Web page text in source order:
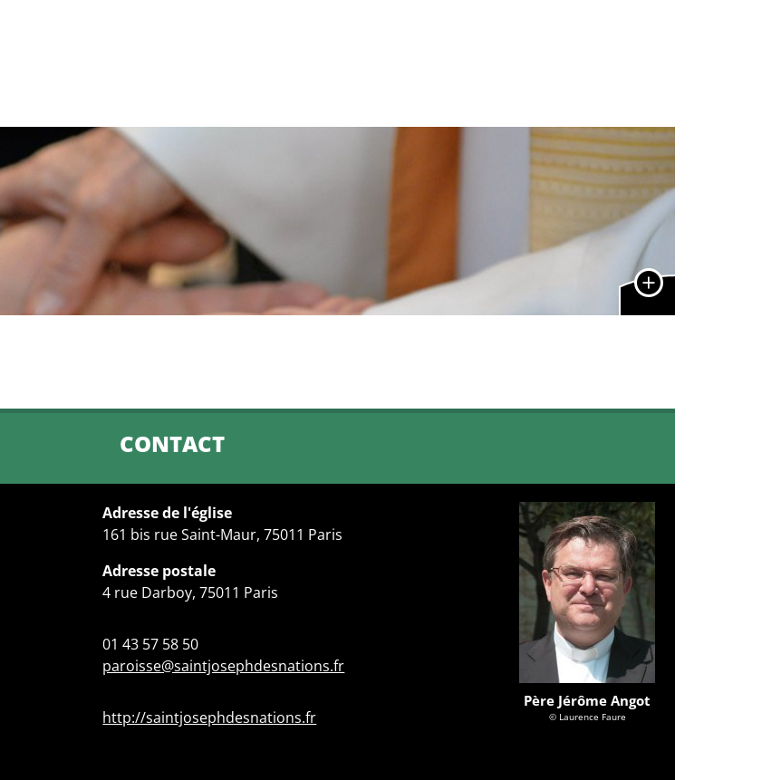
CONTACT
Adresse de l'église
161 bis rue Saint-Maur, 75011 Paris
Adresse postale
4 rue Darboy, 75011 Paris
01 43 57 58 50
paroisse@saintjosephdesnations.fr
http://saintjosephdesnations.fr
Père Jérôme Angot
© Laurence Faure